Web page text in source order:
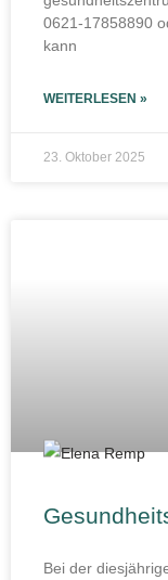
0621-17858890
kann
WEITERLESEN »
23. Oktober 2025
Bei der